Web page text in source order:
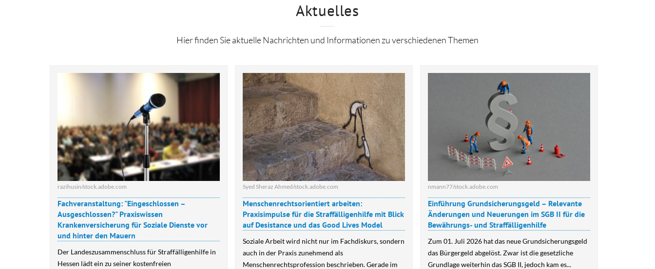
Aktuelles
Hier finden Sie aktuelle Nachrichten und Informationen zu verschiedenen Themen
razihusin/stock.adobe.com
Fachveranstaltung: "Eingeschlossen –
Ausgeschlossen?" Praxiswissen
Krankenversicherung für Soziale Dienste vor
und hinter den Mauern
Der Landeszusammenschluss für Straffälligenhilfe in
Hessen lädt ein zu seiner kostenfreien
Syed Sheraz Ahmed/stock.adobe.com
Menschenrechtsorientiert arbeiten:
Praxisimpulse für die Straffälligenhilfe mit Blick
auf Desistance und das Good Lives Model
Soziale Arbeit wird nicht nur im Fachdiskurs, sondern
auch in der Praxis zunehmend als
Menschenrechtsprofession beschrieben. Gerade im
nmann77/stock.adobe.com
Einführung Grundsicherungsgeld – Relevante
Änderungen und Neuerungen im SGB II für die
Bewährungs- und Straffälligenhilfe
Zum 01. Juli 2026 hat das neue Grundsicherungsgeld
das Bürgergeld abgelöst. Zwar ist die gesetzliche
Grundlage weiterhin das SGB II, jedoch kam es...